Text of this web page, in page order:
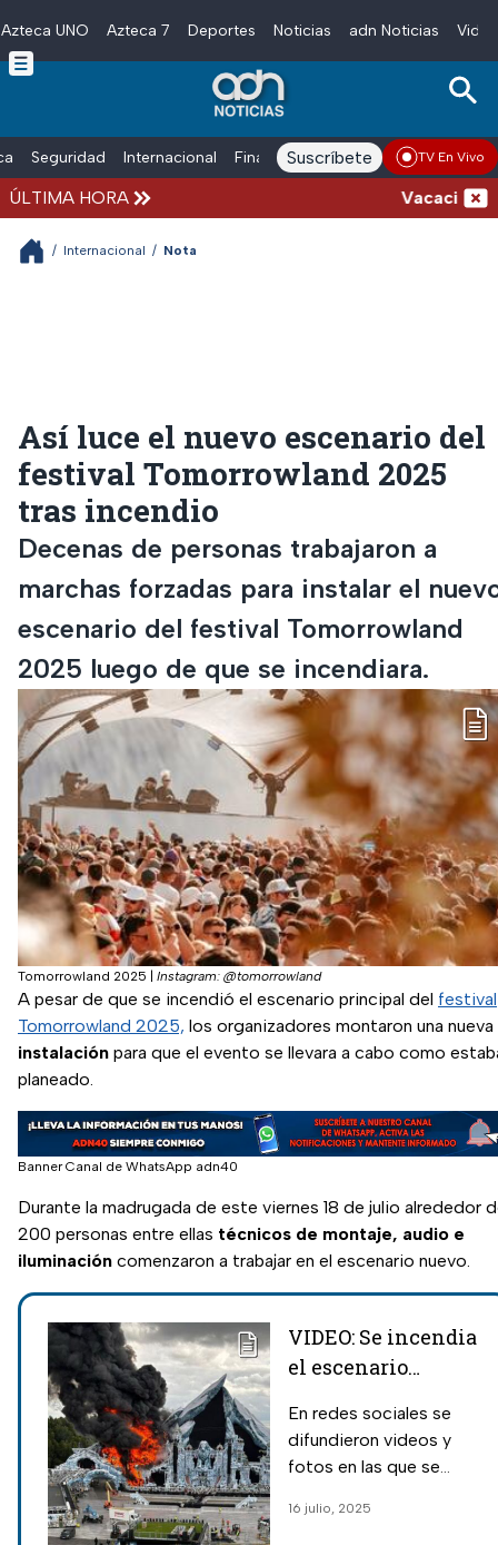
Skip to main content
Azteca UNO Azteca 7 Deportes Noticias adn Noticias
Seguridad Internacional Finanzas adn Noticias Radio
Suscríbete TV En Vivo
ÚLTIMA HORA Vacaciones
/ Internacional / Nota
Así luce el nuevo escenario del
festival Tomorrowland 2025
tras incendio
Decenas de personas trabajaron a
marchas forzadas para instalar el
escenario del festival Tomorrowland
2025 luego de que se incendiara.
Tomorrowland 2025 | Instagram: @tomorrowland
A pesar de que se incendió el escenario principal del festival
Tomorrowland 2025, los organizadores montaron una nueva
instalación para que el evento se llevara a cabo como
planeado.
Banner Canal de WhatsApp adn40
Durante la madrugada de este viernes 18 de julio alrededor
200 personas entre ellas técnicos de montaje, audio e
iluminación comenzaron a trabajar en el escenario nuevo.
VIDEO: Se incendia
el escenario
festival
Tomorrowland; no
En redes sociales se
difundieron videos y
fotos en las que se
escenario del festival
16 julio, 2025